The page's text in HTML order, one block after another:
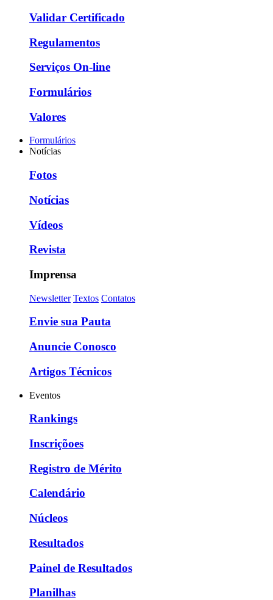
Validar Certificado
Regulamentos
Serviços On-line
Formulários
Valores
Formulários
Notícias
Fotos
Notícias
Vídeos
Revista
Imprensa
Newsletter Textos Contatos
Envie sua Pauta
Anuncie Conosco
Artigos Técnicos
Eventos
Rankings
Inscriçõoes
Registro de Mérito
Calendário
Núcleos
Resultados
Painel de Resultados
Planilhas